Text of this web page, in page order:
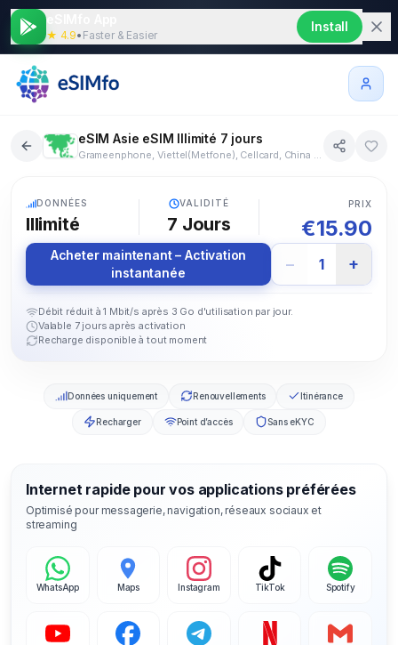
★ 4.9• Faster & Easier
Install
eSIM Asie eSIM Illimité 7 jours
Grameenphone, Viettel(Metfone), Cellcard, China Unicom, China Mobile, China Telecom, HKT, Jio, Telkomsel, KDDI, Softbank, LTC, CTM, Maxis, Digi, Celcom, Telenor, Mobilink, Globe, Smart, StarHub, Singtel, SKT, LGU+, Hutchison, Mobitel, Chunghwa Telecom, AIS, True, Dtac, Vinaphone, Vms Mobifon
DONNÉES
Illimité
VALIDITÉ
7 Jours
PRIX
€15.90
Acheter maintenant – Activation
instantanée
− 1 +
Débit réduit à 1 Mbit/s après 3 Go d'utilisation par jour.
Valable 7 jours après activation
Recharge disponible à tout moment
Données uniquement Renouvellements Itinérance
Recharger Point d’accès Sans eKYC
Internet rapide pour vos applications préférées
Optimisé pour messagerie, navigation, réseaux sociaux et
streaming
WhatsApp Maps Instagram TikTok Spotify